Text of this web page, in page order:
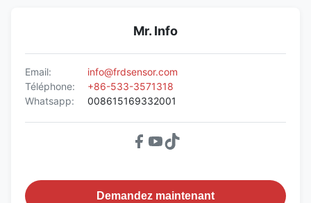
Mr. Info
Email:
info@frdsensor.com
Téléphone:
+86-533-3571318
Whatsapp:
008615169332001
Demandez maintenant